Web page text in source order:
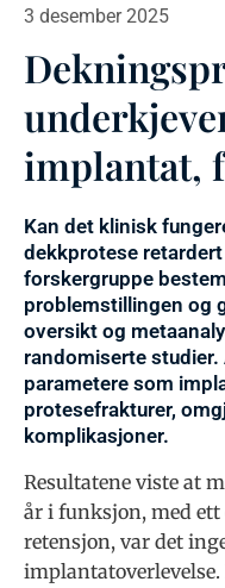
3 desember 2025
implantat,
Kan det klinisk
dekkprotese
forskergruppe
problemstillingen og
oversikt og
randomiserte
parametere som
protesefrakturer,
komplikasjoner.
Resultatene viste at
år i funksjon, med
retensjon, var det